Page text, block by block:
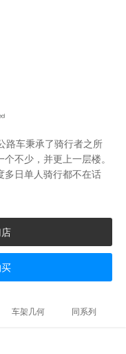
路车秉承了骑行者之所
不少，并更上一层楼。
多日单人骑行都不在话
车架几何 同系列